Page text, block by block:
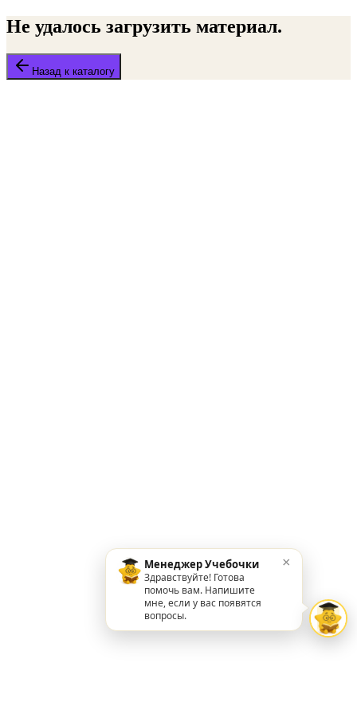
Не удалось загрузить материал.
Назад к каталогу
Менеджер Учебочки
Здравствуйте! Готова
помочь вам. Напишите
мне, если у вас появятся
вопросы.
×